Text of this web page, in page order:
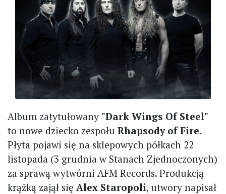
Album zatytułowany "Dark Wings Of Steel"
to nowe dziecko zespołu Rhapsody of Fire.
Płyta pojawi się na sklepowych półkach 22
listopada (3 grudnia w Stanach Zjednoczonych)
za sprawą wytwórni AFM Records. Produkcją
krążką zajął się Alex Staropoli, utwory napisał